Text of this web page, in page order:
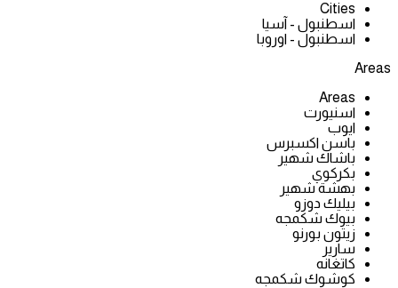
Cities
اسطنبول - آسيا
اسطنبول - اوروبا
Areas
Areas
اسنيورت
ايوب
باسن اكسبرس
باشاك شهير
بكركوي
بهشة شهير
بيليك دوزو
بيوك شكمجه
زيتون بورنو
سارير
كاتغانه
كوشوك شكمجه